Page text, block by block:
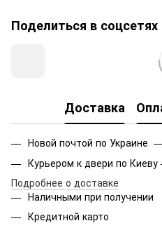
Поделиться в соцсетях
Доставка
Новой почтой по Украине
Курьером к двери по
Подробнее о доставке
Наличными при получении
Кредитной карто